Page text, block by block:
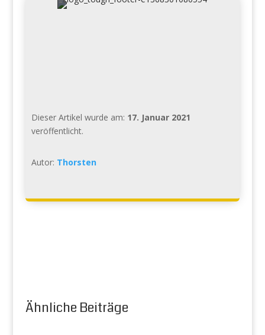
Dieser Artikel wurde am: 17. Januar 2021
veröffentlicht.
Autor: Thorsten
Ähnliche Beiträge